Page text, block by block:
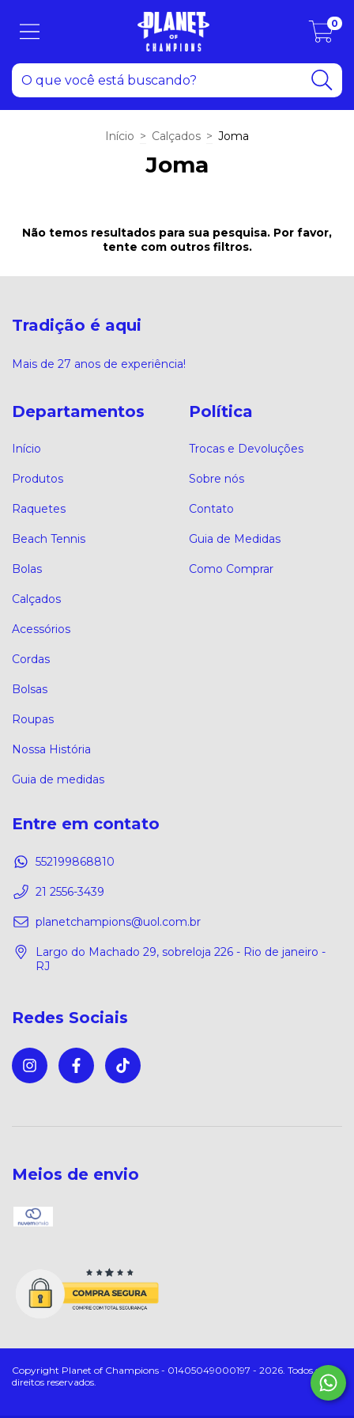
0
Início > Calçados > Joma
Joma
Não temos resultados para sua pesquisa. Por favor,
tente com outros filtros.
Tradição é aqui
Mais de 27 anos de experiência!
Departamentos
Início
Produtos
Raquetes
Beach Tennis
Bolas
Calçados
Acessórios
Cordas
Bolsas
Roupas
Nossa História
Guia de medidas
Política
Trocas e Devoluções
Sobre nós
Contato
Guia de Medidas
Como Comprar
Entre em contato
552199868810
21 2556-3439
planetchampions@uol.com.br
Largo do Machado 29, sobreloja 226 - Rio de janeiro -
RJ
Redes Sociais
Meios de envio
Copyright Planet of Champions - 01405049000197 - 2026. Todos os
direitos reservados.